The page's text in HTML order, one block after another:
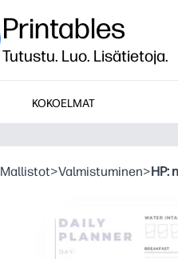
Printables
Tutustu. Luo. Lisätietoja.
KOKOELMAT
Mallistot>Valmistuminen>HP: